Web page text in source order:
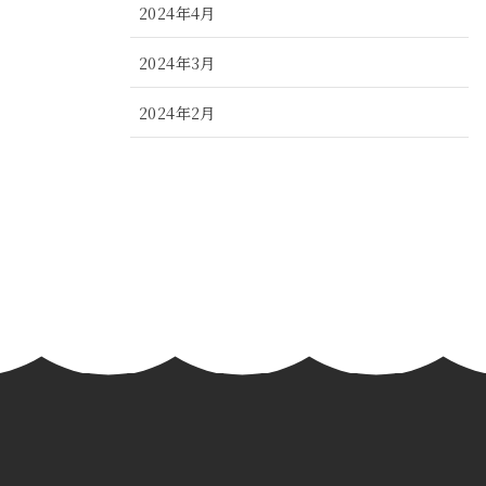
2024年4月
2024年3月
2024年2月
2023年9月